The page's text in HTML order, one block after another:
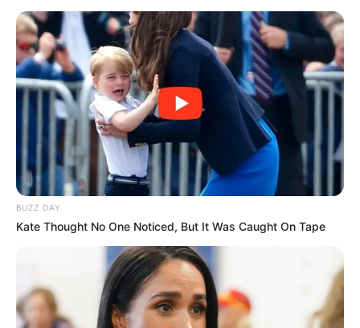
BUZZ DAY
Kate Thought No One Noticed, But It Was Caught On Tape